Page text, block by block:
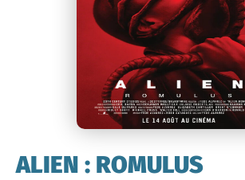
ALIEN : ROMULUS